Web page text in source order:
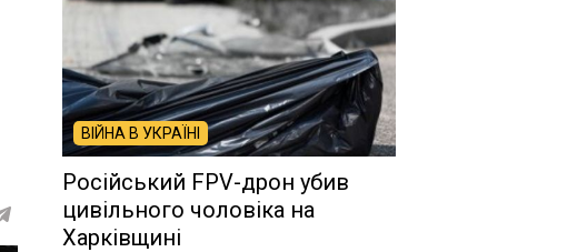
ВІЙНА В УКРАЇНІ
Російський FPV-дрон убив
цивільного чоловіка на
Харківщині